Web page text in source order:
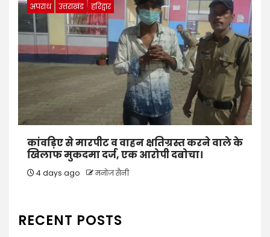
अपराध उत्तराखंड हरिद्वार
कांवड़िए से मारपीट व वाहन क्षतिग्रस्त करने वाले के
खिलाफ मुकदमा दर्ज, एक आरोपी दबोचा।
4 days ago मनोज सैनी
RECENT POSTS